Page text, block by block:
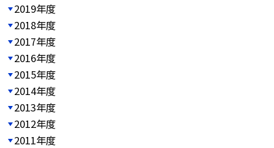
2019年度
2018年度
2017年度
2016年度
2015年度
2014年度
2013年度
2012年度
2011年度